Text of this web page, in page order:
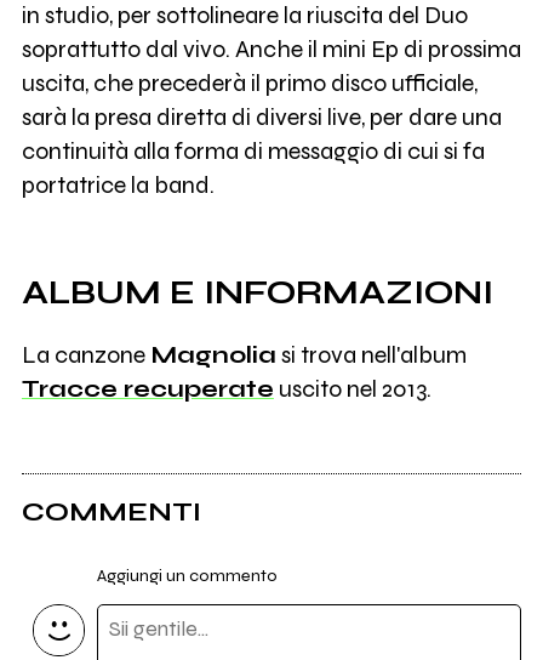
in studio, per sottolineare la riuscita del Duo
soprattutto dal vivo. Anche il mini Ep di prossima
uscita, che precederà il primo disco ufficiale,
sarà la presa diretta di diversi live, per dare una
continuità alla forma di messaggio di cui si fa
portatrice la band.
ALBUM E INFORMAZIONI
La canzone Magnolia si trova nell'album
Tracce recuperate uscito nel 2013.
COMMENTI
Aggiungi un commento